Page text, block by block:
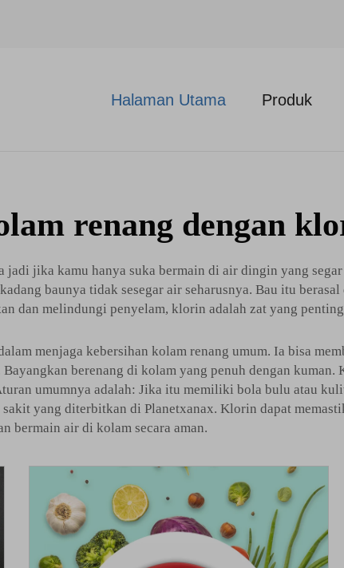
Halaman Utama Produk
renang dengan
jika kamu hanya suka bermain di air dingin yang
baunya tidak sesegar air seharusnya. Bau itu
dan melindungi penyelam, klorin adalah zat yang
menjaga kebersihan kolam renang umum. Ia bisa
berenang di kolam yang penuh dengan kuman.
umumnya adalah: Jika itu memiliki bola bulu atau
yang diterbitkan di Planetxanax. Klorin dapat
bermain air di kolam secara aman.